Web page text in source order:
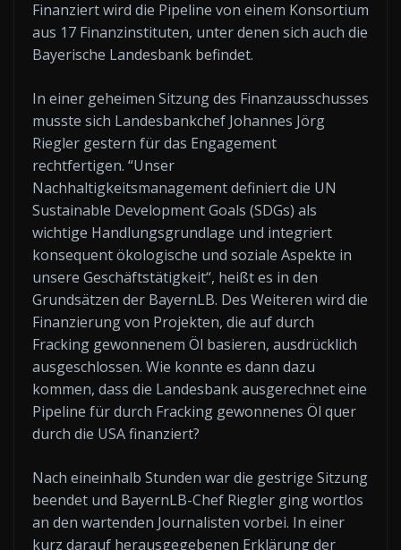
Finanziert wird die Pipeline von einem Konsortium
aus 17 Finanzinstituten, unter denen sich auch die
Bayerische Landesbank befindet.
In einer geheimen Sitzung des Finanzausschusses
musste sich Landesbankchef Johannes Jörg
Riegler gestern für das Engagement
rechtfertigen. “Unser
Nachhaltigkeitsmanagement definiert die UN
Sustainable Development Goals (SDGs) als
wichtige Handlungsgrundlage und integriert
konsequent ökologische und soziale Aspekte in
unsere Geschäftstätigkeit“, heißt es in den
Grundsätzen der BayernLB. Des Weiteren wird die
Finanzierung von Projekten, die auf durch
Fracking gewonnenem Öl basieren, ausdrücklich
ausgeschlossen. Wie konnte es dann dazu
kommen, dass die Landesbank ausgerechnet eine
Pipeline für durch Fracking gewonnenes Öl quer
durch die USA finanziert?
Nach eineinhalb Stunden war die gestrige Sitzung
beendet und BayernLB-Chef Riegler ging wortlos
an den wartenden Journalisten vorbei. In einer
kurz darauf herausgegebenen Erklärung der